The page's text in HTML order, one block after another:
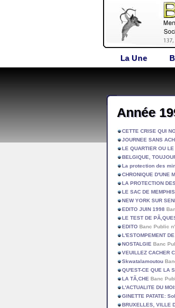
La Une
Année
CETTE CRISE QUI
JOURNEE SANS
LE QUARTIER OU
BELGIQUE,
La protection des
CHRONIQUE D'UNE
LA PROTECTION
LE SAC DE MEMPHIS
NEW YORK SUR
EDITO JUIN 1998
LE TEST DE
EDITO Banc Public
L'ESTOMPEMENT
NOSTALGIE Banc
VEUILLEZ CACHER
Skwatalamoutou
QU'EST-CE QUE LA
LA TÃ‚CHE Banc
L'ACTUALITE DU
GINETTE PATATE:
BRUXELLES, VILLE